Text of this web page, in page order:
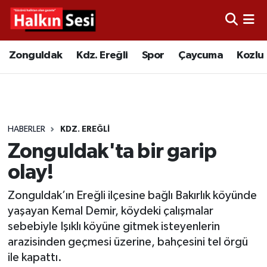
Zonguldak Kdz. Ereğli Spor Çaycuma Kozlu
HABERLER KDZ. EREĞLI
Zonguldak'ta bir garip
olay!
Zonguldak’ın Ereğli ilçesine bağlı Bakırlık köyünde
yaşayan Kemal Demir, köydeki çalışmalar
sebebiyle Işıklı köyüne gitmek isteyenlerin
arazisinden geçmesi üzerine, bahçesini tel örgü
ile kapattı.
Video
Çaycuma
Alaplı
Asayiş
Bartın
Karabük
Merkez Hava Durumu
Tüm Manşetler
Son Dakika Haberleri
Haber Arşivi